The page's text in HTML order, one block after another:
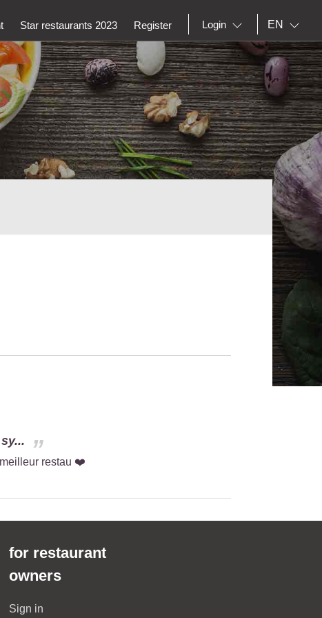
Star restaurants 2023 Register Login EN
meilleur restau ❤️
for restaurant
owners
Sign in